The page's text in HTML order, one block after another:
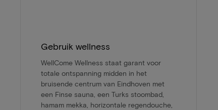
Gebruik wellness
WellCome Wellness staat garant voor
totale ontspanning midden in het
bruisende centrum van Eindhoven met
een Finse sauna, een Turks stoombad,
hamam mekka, horizontale regendouche,